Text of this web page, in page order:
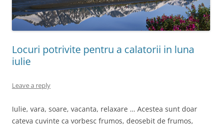
Locuri potrivite pentru a calatorii in luna
iulie
Leave a reply
Iulie, vara, soare, vacanta, relaxare … Acestea sunt doar
cateva cuvinte ca vorbesc frumos, deosebit de frumos,